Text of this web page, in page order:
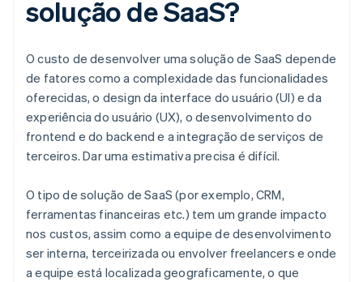
solução de SaaS?
O custo de desenvolver uma solução de SaaS depende
de fatores como a complexidade das funcionalidades
oferecidas, o design da interface do usuário (UI) e da
experiência do usuário (UX), o desenvolvimento do
frontend e do backend e a integração de serviços de
terceiros. Dar uma estimativa precisa é difícil.
O tipo de solução de SaaS (por exemplo, CRM,
ferramentas financeiras etc.) tem um grande impacto
nos custos, assim como a equipe de desenvolvimento
ser interna, terceirizada ou envolver freelancers e onde
a equipe está localizada geograficamente, o que